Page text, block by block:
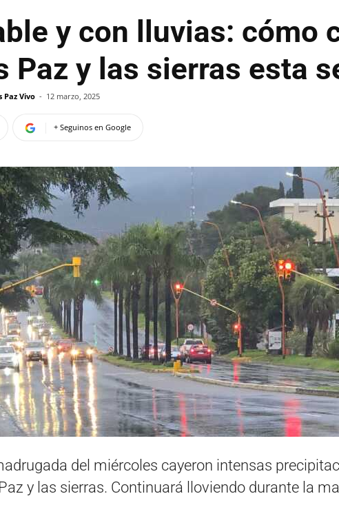
y con lluvias: cómo
Paz y las sierras esta
Paz Vivo - 12 marzo, 2025
+ Seguinos en Google
del miércoles cayeron intensas
y las sierras. Continuará lloviendo durante la